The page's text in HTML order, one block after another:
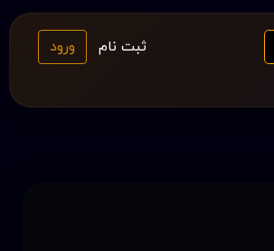
ثبت نام ورود